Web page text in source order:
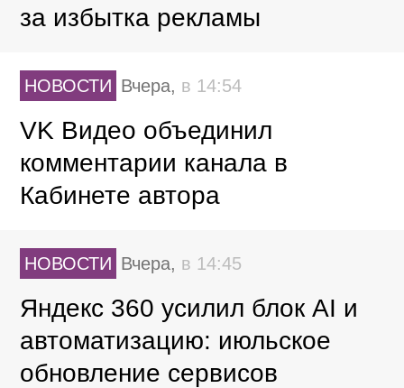
за избытка рекламы
НОВОСТИ Вчера, в 14:54
VK Видео объединил
комментарии канала в
Кабинете автора
НОВОСТИ Вчера, в 14:45
Яндекс 360 усилил блок AI и
автоматизацию: июльское
обновление сервисов